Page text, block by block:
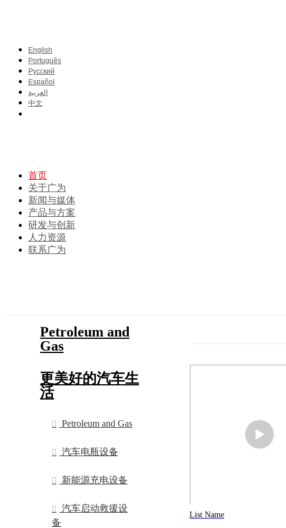
English
Português
Pусский
Español
العربية
中文
首页
关于广为
新闻与媒体
产品与方案
研发与创新
人力资源
联系广为
Petroleum and
Gas
更美好的汽车生
活
Petroleum and Gas
汽车电瓶设备
新能源充电设备
汽车启动救援设
备
List Name